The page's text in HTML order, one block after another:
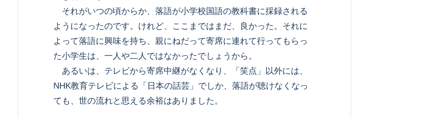
それがいつの頃からか、落語が小学校国語の教科書に採録される
ようになったのです。けれど、ここまではまだ、良かった。それに
よって落語に興味を持ち、親にねだって寄席に連れて行ってもらっ
た小学生は、一人や二人ではなかったでしょうから。
あるいは、テレビから寄席中継がなくなり、「笑点」以外には、
NHK教育テレビによる「日本の話芸」でしか、落語が聴けなくなっ
ても、世の流れと思える余裕はありました。